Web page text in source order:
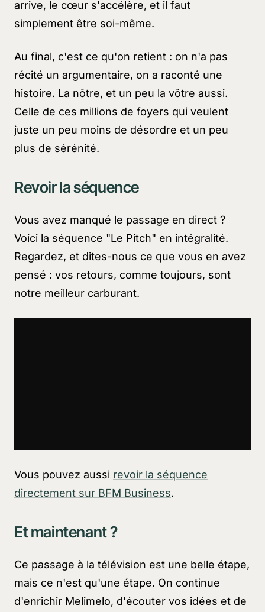
arrive, le cœur s'accélère, et il faut
simplement être soi-même.
Au final, c'est ce qu'on retient : on n'a pas
récité un argumentaire, on a raconté une
histoire. La nôtre, et un peu la vôtre aussi.
Celle de ces millions de foyers qui veulent
juste un peu moins de désordre et un peu
plus de sérénité.
Revoir la séquence
Vous avez manqué le passage en direct ?
Voici la séquence "Le Pitch" en intégralité.
Regardez, et dites-nous ce que vous en avez
pensé : vos retours, comme toujours, sont
notre meilleur carburant.
Vous pouvez aussi revoir la séquence
directement sur BFM Business.
Et maintenant ?
Ce passage à la télévision est une belle étape,
mais ce n'est qu'une étape. On continue
d'enrichir Melimelo, d'écouter vos idées et de